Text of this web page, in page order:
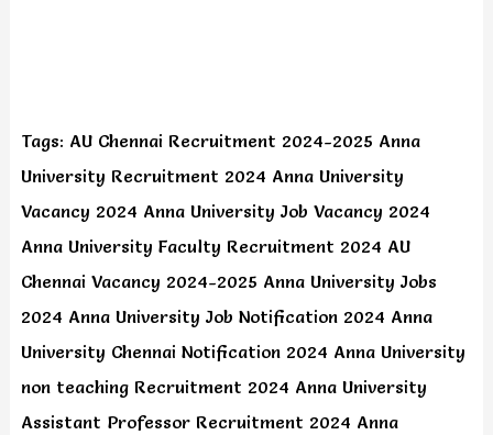
Tags: AU Chennai Recruitment 2024-2025 Anna
University Recruitment 2024 Anna University
Vacancy 2024 Anna University Job Vacancy 2024
Anna University Faculty Recruitment 2024 AU
Chennai Vacancy 2024-2025 Anna University Jobs
2024 Anna University Job Notification 2024 Anna
University Chennai Notification 2024 Anna University
non teaching Recruitment 2024 Anna University
Assistant Professor Recruitment 2024 Anna